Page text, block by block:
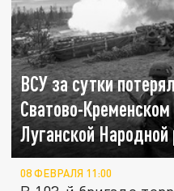
ВСУ за сутки
Сватово-
Луганской Народной
08 ФЕВРАЛЯ 11:00